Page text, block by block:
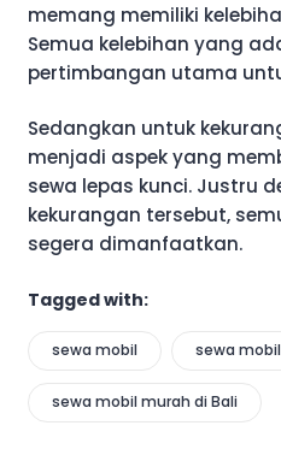
memang memiliki
Semua kelebihan yang
pertimbangan utama
Sedangkan untuk
menjadi aspek yang
sewa lepas kunci. Justru
kekurangan tersebut,
segera dimanfaatkan.
Tagged with:
sewa mobil sewa
sewa mobil murah di Bali